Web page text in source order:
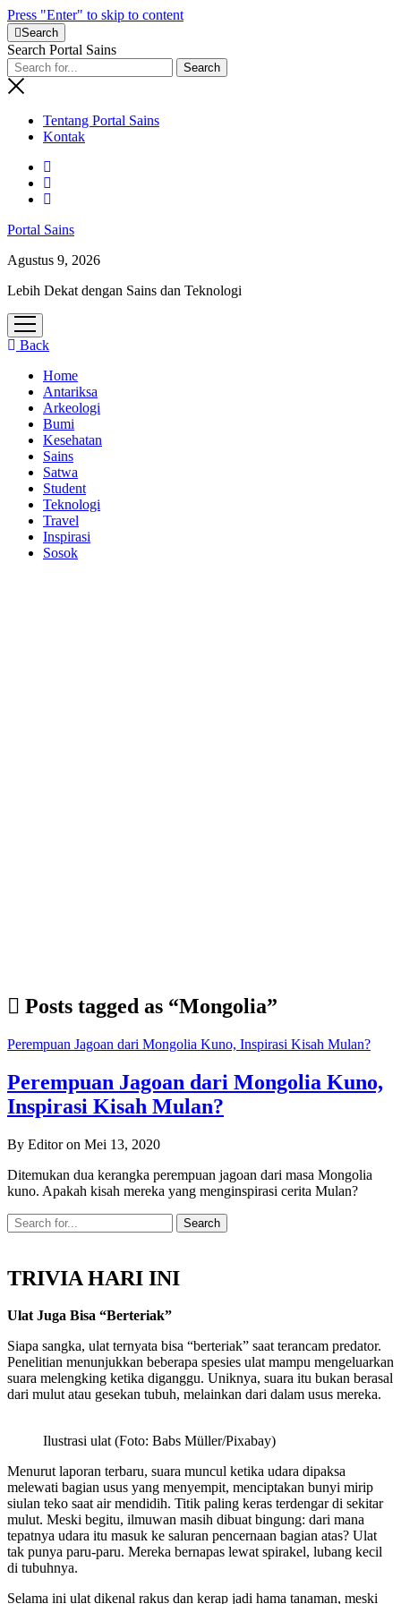
Press "Enter" to skip to content
Search
Search Portal Sains
Tentang Portal Sains
Kontak
Portal Sains
Agustus 9, 2026
Lebih Dekat dengan Sains dan Teknologi
open
menu
Back
Home
Antariksa
Arkeologi
Bumi
Kesehatan
Sains
Satwa
Student
Teknologi
Travel
Inspirasi
Sosok
Posts tagged as “Mongolia”
Perempuan Jagoan dari Mongolia Kuno, Inspirasi Kisah Mulan?
Perempuan Jagoan dari Mongolia Kuno,
Inspirasi Kisah Mulan?
By Editor on Mei 13, 2020
Ditemukan dua kerangka perempuan jagoan dari masa Mongolia
kuno. Apakah kisah mereka yang menginspirasi cerita Mulan?
TRIVIA HARI INI
Ulat Juga Bisa “Berteriak”
Siapa sangka, ulat ternyata bisa “berteriak” saat terancam predator.
Penelitian menunjukkan beberapa spesies ulat mampu mengeluarkan
suara melengking ketika diganggu. Uniknya, suara itu bukan berasal
dari mulut atau gesekan tubuh, melainkan dari dalam usus mereka.
Ilustrasi ulat (Foto: Babs Müller/Pixabay)
Menurut laporan terbaru, suara muncul ketika udara dipaksa
melewati bagian usus yang menyempit, menciptakan bunyi mirip
siulan teko saat air mendidih. Titik paling keras terdengar di sekitar
mulut. Meski begitu, ilmuwan masih dibuat bingung: dari mana
tepatnya udara itu masuk ke saluran pencernaan bagian atas? Ulat
tak punya paru-paru. Mereka bernapas lewat spirakel, lubang kecil
di tubuhnya.
Selama ini ulat dikenal rakus dan kerap jadi hama tanaman, meski